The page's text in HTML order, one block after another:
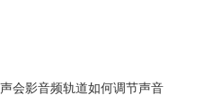
会影音频轨道如何调节声音